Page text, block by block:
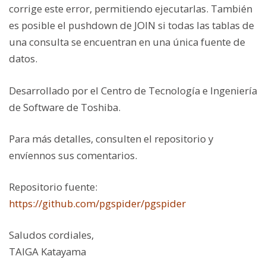
corrige este error, permitiendo ejecutarlas. También
es posible el pushdown de JOIN si todas las tablas de
una consulta se encuentran en una única fuente de
datos.
Desarrollado por el Centro de Tecnología e Ingeniería
de Software de Toshiba.
Para más detalles, consulten el repositorio y
envíennos sus comentarios.
Repositorio fuente:
https://github.com/pgspider/pgspider
Saludos cordiales,
TAIGA Katayama